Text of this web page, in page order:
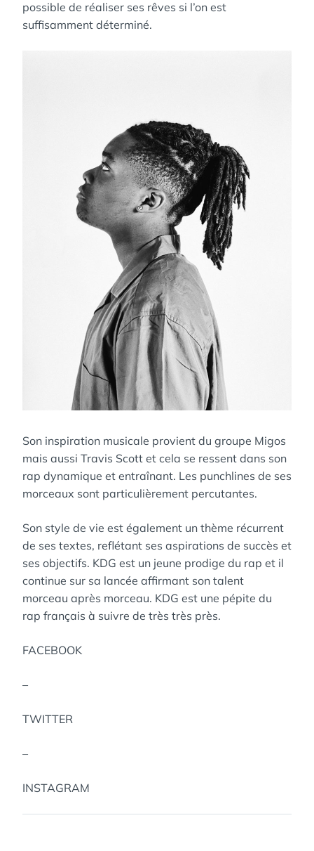
possible de réaliser ses rêves si l’on est
suffisamment déterminé.
Son inspiration musicale provient du groupe Migos
mais aussi Travis Scott et cela se ressent dans son
rap dynamique et entraînant. Les punchlines de ses
morceaux sont particulièrement percutantes.
Son style de vie est également un thème récurrent
de ses textes, reflétant ses aspirations de succès et
ses objectifs. KDG est un jeune prodige du rap et il
continue sur sa lancée affirmant son talent
morceau après morceau. KDG est une pépite du
rap français à suivre de très très près.
FACEBOOK
–
TWITTER
–
INSTAGRAM